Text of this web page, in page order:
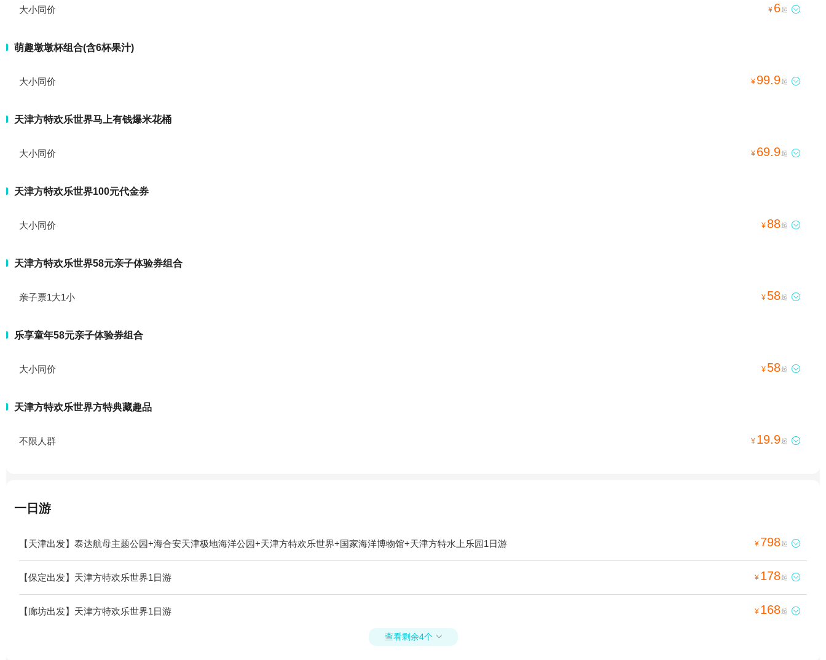
大小同价 ¥ 6起 
萌趣墩墩杯组合(含6杯果汁)
大小同价 ¥ 99.9起 
天津方特欢乐世界马上有钱爆米花桶
大小同价 ¥ 69.9起 
天津方特欢乐世界100元代金券
大小同价 ¥ 88起 
天津方特欢乐世界58元亲子体验券组合
亲子票1大1小 ¥ 58起 
乐享童年58元亲子体验券组合
大小同价 ¥ 58起 
天津方特欢乐世界方特典藏趣品
不限人群 ¥ 19.9起 
一日游
【天津出发】泰达航母主题公园+海合安天津极地海洋公园+天津方特欢乐世界+国家海洋博物馆+天津方特水上乐园1日游 ¥ 798起 
【保定出发】天津方特欢乐世界1日游 ¥ 178起 
【廊坊出发】天津方特欢乐世界1日游 ¥ 168起 
查看剩余4个 